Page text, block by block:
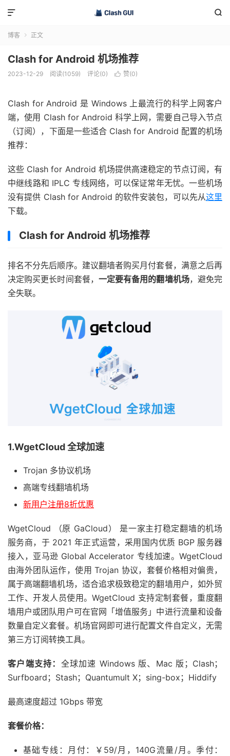


博客  正文
Clash for Android 机场推荐
2023-12-29 阅读(1059) 评论(0)  赞(0)
Clash for Android 是 Windows 上最流行的科学上网客户
端，使用 Clash for Android 科学上网，需要自己导入节点
（订阅），下面是一些适合 Clash for Android 配置的机场
推荐：
这些 Clash for Android 机场提供高速稳定的节点订阅，有
中继线路和 IPLC 专线网络，可以保证常年无忧。一些机场
没有提供 Clash for Android 的软件安装包，可以先从这里
下载。
Clash for Android 机场推荐
排名不分先后顺序。建议翻墙者购买月付套餐，满意之后再
决定购买更长时间套餐， 一定要有备用的翻墙机场，避免完
全失联。
1.WgetCloud 全球加速
Trojan 多协议机场
高端专线翻墙机场
新用户注册8折优惠
WgetCloud （原 GaCloud） 是一家主打稳定翻墙的机场
服务商，于 2021 年正式运营，采用国内优质 BGP 服务器
接入，亚马逊 Global Accelerator 专线加速。WgetCloud
由海外团队运作，使用 Trojan 协议，套餐价格相对偏贵，
属于高端翻墙机场，适合追求极致稳定的翻墙用户，如外贸
工作、开发人员使用。WgetCloud 支持定制套餐，重度翻
墙用户或团队用户可在官网「增值服务」中进行流量和设备
数量自定义套餐。机场官网即可进行配置文件自定义，无需
第三方订阅转换工具。
客户端支持： 全球加速 Windows 版、Mac 版；Clash；
Surfboard；Stash；Quantumult X；sing-box；Hiddify
最高速度超过 1Gbps 带宽
套餐价格：
基础专线：月付：￥59/月，140G流量/月。季付：